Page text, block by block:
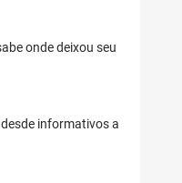
onde deixou seu
informativos a